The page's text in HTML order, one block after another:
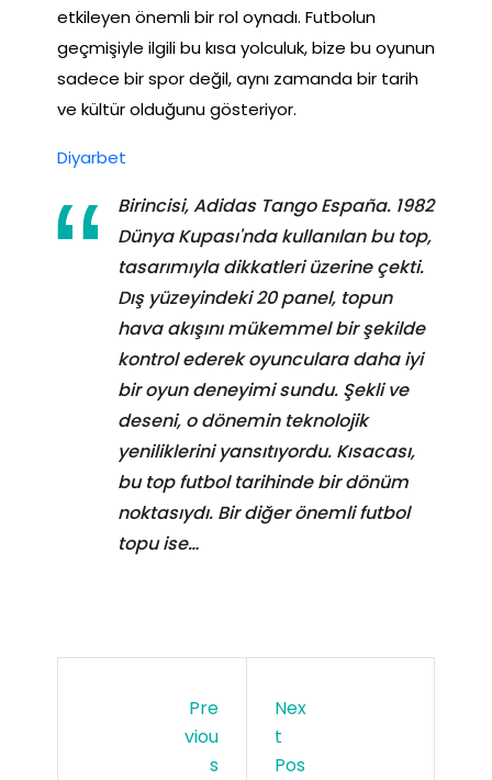
etkileyen önemli bir rol oynadı. Futbolun
geçmişiyle ilgili bu kısa yolculuk, bize bu oyunun
sadece bir spor değil, aynı zamanda bir tarih
ve kültür olduğunu gösteriyor.
Diyarbet
Birincisi, Adidas Tango España. 1982
Dünya Kupası'nda kullanılan bu top,
tasarımıyla dikkatleri üzerine çekti.
Dış yüzeyindeki 20 panel, topun
hava akışını mükemmel bir şekilde
kontrol ederek oyunculara daha iyi
bir oyun deneyimi sundu. Şekli ve
deseni, o dönemin teknolojik
yeniliklerini yansıtıyordu. Kısacası,
bu top futbol tarihinde bir dönüm
noktasıydı. Bir diğer önemli futbol
topu ise…
Pre
Viou
S
Nex
T
Pos